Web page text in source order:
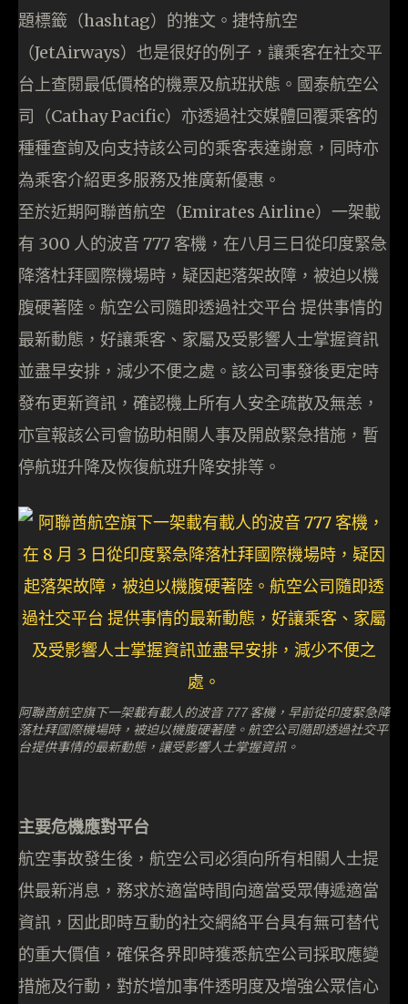
題標籤（hashtag）的推文。捷特航空
（JetAirways）也是很好的例子，讓乘客在社交平
台上查閱最低價格的機票及航班狀態。國泰航空公
司（Cathay Pacific）亦透過社交媒體回覆乘客的
種種查詢及向支持該公司的乘客表達謝意，同時亦
為乘客介紹更多服務及推廣新優惠。
至於近期阿聯酋航空（Emirates Airline）一架載
有 300 人的波音 777 客機，在八月三日從印度緊急
降落杜拜國際機場時，疑因起落架故障，被迫以機
腹硬著陸。航空公司隨即透過社交平台 提供事情的
最新動態，好讓乘客、家屬及受影響人士掌握資訊
並盡早安排，減少不便之處。該公司事發後更定時
發布更新資訊，確認機上所有人安全疏散及無恙，
亦宣報該公司會協助相關人事及開啟緊急措施，暫
停航班升降及恢復航班升降安排等。
阿聯酋航空旗下一架載有載人的波音 777 客機，早前從印度緊急降
落杜拜國際機場時，被迫以機腹硬著陸。航空公司隨即透過社交平
台提供事情的最新動態，讓受影響人士掌握資訊。
主要危機應對平台
航空事故發生後，航空公司必須向所有相關人士提
供最新消息，務求於適當時間向適當受眾傳遞適當
資訊，因此即時互動的社交網絡平台具有無可替代
的重大價值，確保各界即時獲悉航空公司採取應變
措施及行動，對於增加事件透明度及增強公眾信心